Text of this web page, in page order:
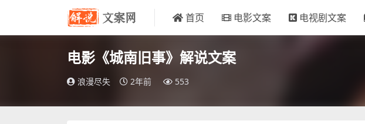
首页 电影文案 电视剧文案
电影《城南旧事》解说文案
浪漫尽失 2年前 553